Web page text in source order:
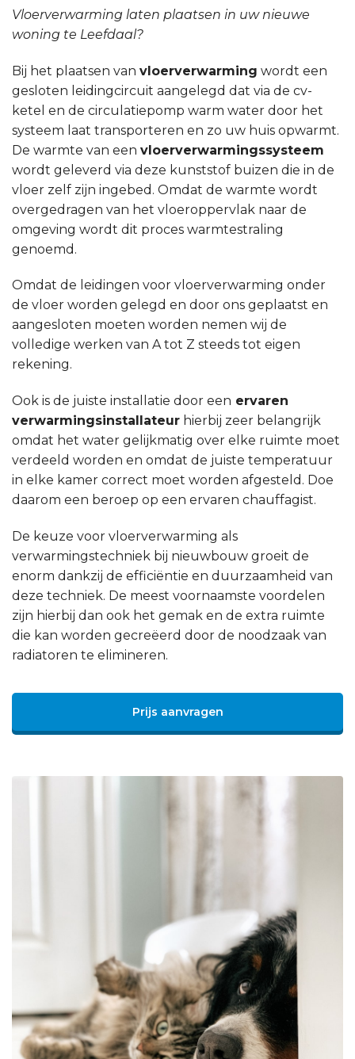
Vloerverwarming laten plaatsen in uw nieuwe
woning te Leefdaal?
Bij het plaatsen van vloerverwarming wordt een
gesloten leidingcircuit aangelegd dat via de cv-
ketel en de circulatiepomp warm water door het
systeem laat transporteren en zo uw huis opwarmt.
De warmte van een vloerverwarmingssysteem
wordt geleverd via deze kunststof buizen die in de
vloer zelf zijn ingebed. Omdat de warmte wordt
overgedragen van het vloeroppervlak naar de
omgeving wordt dit proces warmtestraling
genoemd.
Omdat de leidingen voor vloerverwarming onder
de vloer worden gelegd en door ons geplaatst en
aangesloten moeten worden nemen wij de
volledige werken van A tot Z steeds tot eigen
rekening.
Ook is de juiste installatie door een ervaren
verwarmingsinstallateur hierbij zeer belangrijk
omdat het water gelijkmatig over elke ruimte moet
verdeeld worden en omdat de juiste temperatuur
in elke kamer correct moet worden afgesteld. Doe
daarom een beroep op een ervaren chauffagist.
De keuze voor vloerverwarming als
verwarmingstechniek bij nieuwbouw groeit de
enorm dankzij de efficiëntie en duurzaamheid van
deze techniek. De meest voornaamste voordelen
zijn hierbij dan ook het gemak en de extra ruimte
die kan worden gecreëerd door de noodzaak van
radiatoren te elimineren.
Prijs aanvragen